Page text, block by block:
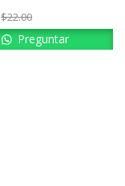
$22.00
Preguntar